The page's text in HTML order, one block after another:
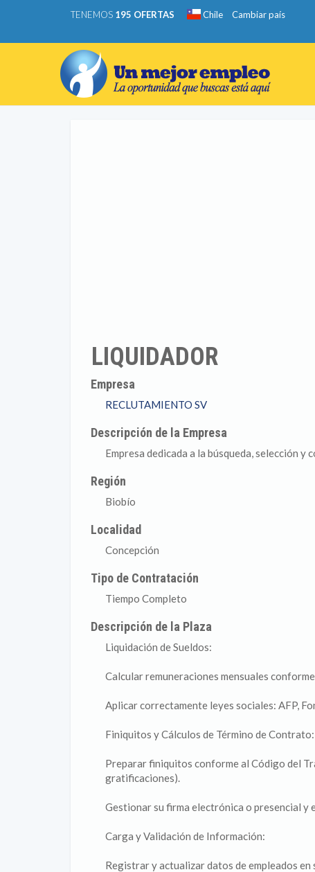
TENEMOS 195 OFERTAS Chile Cambiar país
LIQUIDADOR
Empresa
RECLUTAMIENTO SV
Descripción de la Empresa
Empresa dedicada a la búsqueda, selección
Región
Biobío
Localidad
Concepción
Tipo de Contratación
Tiempo Completo
Descripción de la Plaza
Liquidación de Sueldos:
Calcular remuneraciones mensuales
Aplicar correctamente leyes sociales: AFP,
Finiquitos y Cálculos de Término de Contrato:
Preparar finiquitos conforme al Código del
gratificaciones).
Gestionar su firma electrónica o presencial y
Carga y Validación de Información:
Registrar y actualizar datos de empleados en